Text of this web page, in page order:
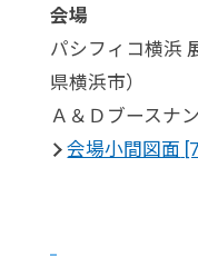
会場
パシフィコ横浜
県横浜市）
Ａ＆Ｄブースナ
会場小間図面